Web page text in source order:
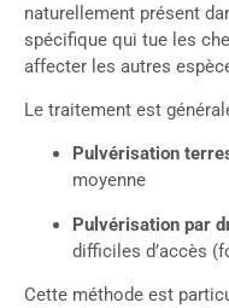
naturellement présent
spécifique qui tue les
affecter les autres
Le traitement est
Pulvérisation
moyenne
Pulvérisation par
difficiles d’accès
Cette méthode est